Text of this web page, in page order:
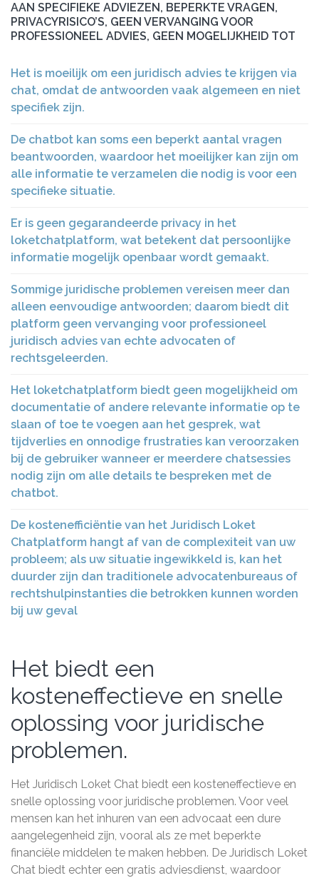
AAN SPECIFIEKE ADVIEZEN, BEPERKTE VRAGEN,
PRIVACYRISICO’S, GEEN VERVANGING VOOR
PROFESSIONEEL ADVIES, GEEN MOGELIJKHEID TOT
Het is moeilijk om een juridisch advies te krijgen via
chat, omdat de antwoorden vaak algemeen en niet
specifiek zijn.
De chatbot kan soms een beperkt aantal vragen
beantwoorden, waardoor het moeilijker kan zijn om
alle informatie te verzamelen die nodig is voor een
specifieke situatie.
Er is geen gegarandeerde privacy in het
loketchatplatform, wat betekent dat persoonlijke
informatie mogelijk openbaar wordt gemaakt.
Sommige juridische problemen vereisen meer dan
alleen eenvoudige antwoorden; daarom biedt dit
platform geen vervanging voor professioneel
juridisch advies van echte advocaten of
rechtsgeleerden.
Het loketchatplatform biedt geen mogelijkheid om
documentatie of andere relevante informatie op te
slaan of toe te voegen aan het gesprek, wat
tijdverlies en onnodige frustraties kan veroorzaken
bij de gebruiker wanneer er meerdere chatsessies
nodig zijn om alle details te bespreken met de
chatbot.
De kostenefficiëntie van het Juridisch Loket
Chatplatform hangt af van de complexiteit van uw
probleem; als uw situatie ingewikkeld is, kan het
duurder zijn dan traditionele advocatenbureaus of
rechtshulpinstanties die betrokken kunnen worden
bij uw geval
Het biedt een
kosteneffectieve en snelle
oplossing voor juridische
problemen.
Het Juridisch Loket Chat biedt een kosteneffectieve en
snelle oplossing voor juridische problemen. Voor veel
mensen kan het inhuren van een advocaat een dure
aangelegenheid zijn, vooral als ze met beperkte
financiële middelen te maken hebben. De Juridisch Loket
Chat biedt echter een gratis adviesdienst, waardoor